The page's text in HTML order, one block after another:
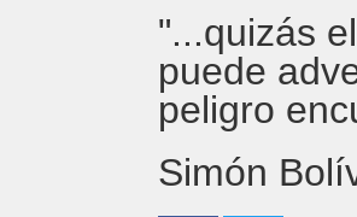
"...quizás
puede
peligro
Simón